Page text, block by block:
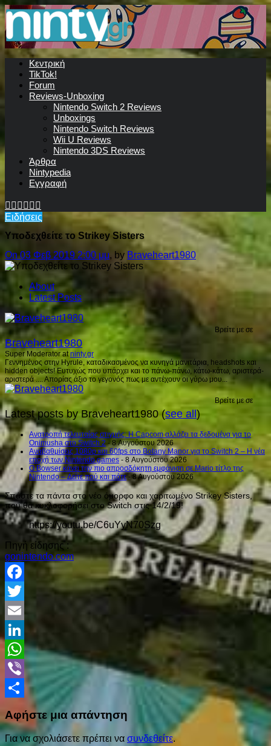
Κεντρική
TikTok!
Forum
Reviews-Unboxing
Nintendo Switch 2 Reviews
Unboxings
Nintendo Switch Reviews
Wii U Reviews
Nintendo 3DS Reviews
Άρθρα
Nintypedia
Εγγραφή
Ειδήσεις
Υποδεχθείτε το Strikey Sisters
On 03 Φεβ 2019 2:00 μμ, by Braveheart1980
About
Latest Posts
Βρείτε με σε
Braveheart1980
Super Moderatorat ninty.gr
Γεννημένος στην Hyrule, καταδικασμένος να κυνηγά μανιτάρια, headshots και
hidden objects! Ευτυχώς που υπάρχει και το πάνω-πάνω, κάτω-κάτω, αριστερά-
αριστερά .... Απορίας άξιο το γεγονός πως με αντέχουν οι γύρω μου...
Βρείτε με σε
Latest posts by Braveheart1980(see all)
Ανατροπή τελευταίας στιγμής: Η Capcom αλλάζει τα δεδομένα για το
Onimusha στο Switch 2 - 8 Αυγούστου 2026
Αναβαθμίσεις 1080p και 60fps στο Botany Manor για το Switch 2 – Η νέα
εποχή των Nintendo games - 8 Αυγούστου 2026
Ο Bowser κάνει την πιο απροσδόκητη εμφάνιση σε Mario τίτλο της
Nintendo – Δείτε πού και πότε- 8 Αυγούστου 2026
Σπάστε τα πάντα στο νέο όμορφο και χαριτωμένο Strikey Sisters,
που θα κυκλοφορήσει στο Switch στις 14/2/19!
https://youtu.be/C6uYyN70Szg
Πηγή είδησης :
gonintendo.com
Facebook
Twitter
Email
LinkedIn
WhatsApp
Viber
Αφήστε μια απάντηση
Για να σχολιάσετε πρέπει να συνδεθείτε.